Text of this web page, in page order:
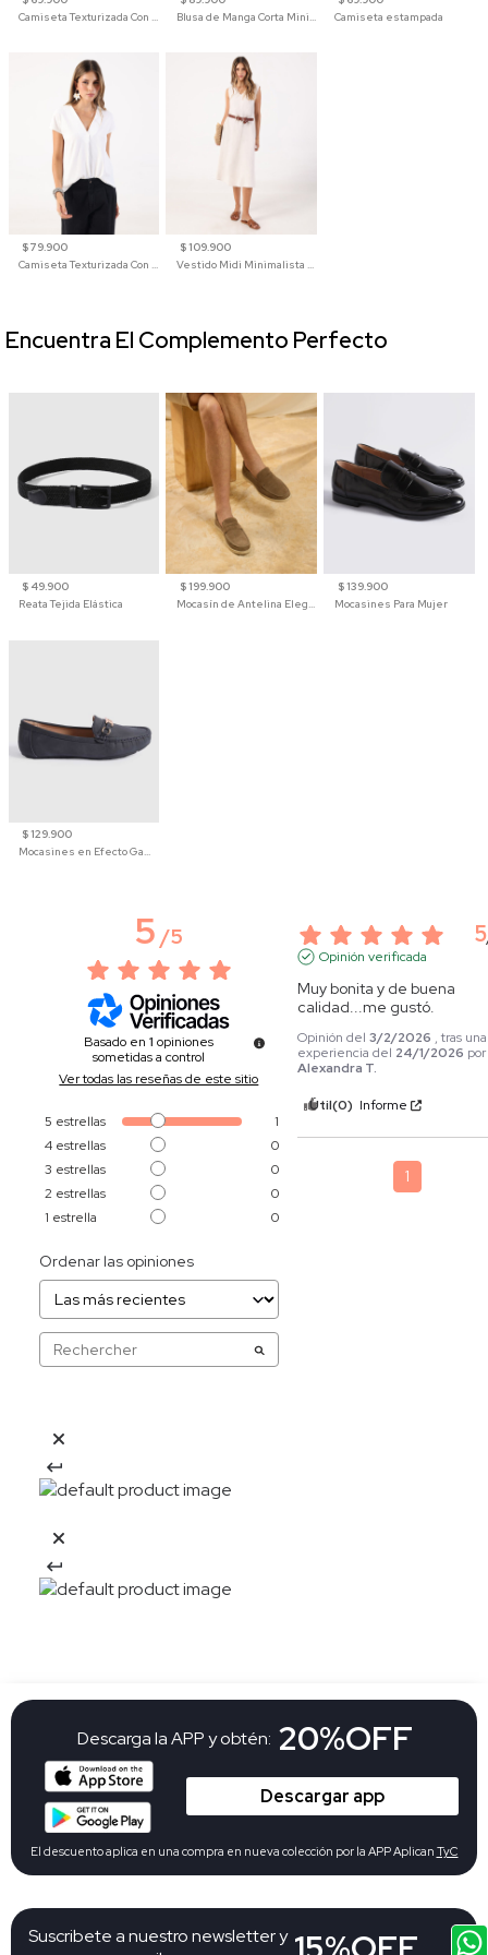
Camiseta Texturizada Con Hombro Caído Para Mujer
Blusa de Manga Corta Minimalista para Mujer
Camiseta estampada
$ 79.900
$ 109.900
$ 49.900
Reata Tejida Elástica
$ 199.900
Mocasín de Antelina Elegante con Suela de Contraste Para Hombre
$ 139.900
Mocasines Para Mujer
$ 129.900
Mocasines en Efecto Gamuzado Para Mujer
Encuentra El Complemento Perfecto
5/5
Basado en1 opiniones
sometidas a control
Ver todas las reseñas de este sitio
5 estrellas
1
4 estrellas
0
3 estrellas
0
2 estrellas
0
1 estrella 0
Ordenar las opiniones
5
Opinión verificada
Muy bonita y de buena
calidad...me gustó.
Opinión del3/2/2026 , tras una
experiencia del 24/1/2026 por
Alexandra T.
Útil(0) Informe
1
Suscribete a nuestro newsletter y
Descarga la APP y obtén: 20%OFF
Descargar app
El descuento aplica en una compra en nueva colección por la APP Aplican TyC